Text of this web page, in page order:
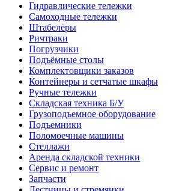
Гидравлические тележки
Самоходные тележки
Штабелёры
Ричтраки
Погрузчики
Подъёмные столы
Комплектовщики заказов
Контейнеры и сетчатые шкафы
Ручные тележки
Складская техника Б/У
Грузоподъемное оборудование
Подъемники
Поломоечные машины
Стеллажи
Аренда складской техники
Сервис и ремонт
Запчасти